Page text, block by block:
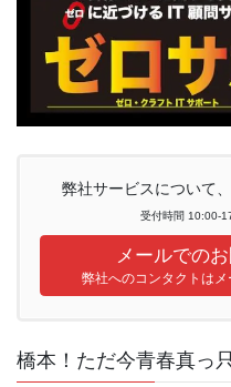
弊社サービスについて
受付時間 10:00-
メールでの
弊社へのコンタクトはメ
橋本！ただ今青春真っ